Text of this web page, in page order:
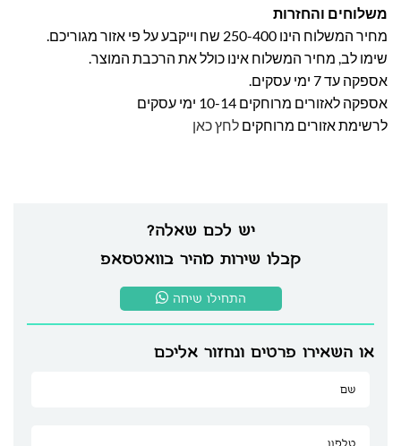
יש לכם שאלה?
קבלו שירות מהיר בוואטסאפ
התחילו שיחה
או השאירו פרטים ונחזור אליכם
משלוחים והחזרות
מחיר המשלוח הינו 250-400 שח וייקבע על פי אזור מגוריכם.
שימו לב, מחיר המשלוח אינו כולל את הרכבת המוצר.
אספקה עד 7 ימי עסקים.
אספקה לאזורים מרוחקים 10-14 ימי עסקים
לרשימת אזורים מרוחקים לחץ כאן